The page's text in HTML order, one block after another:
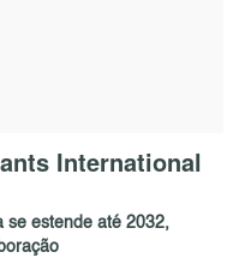
International
se estende até 2032,